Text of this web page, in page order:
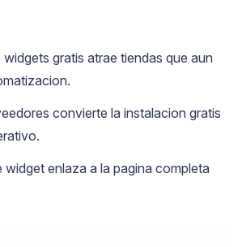
gratis atrae tiendas que aun
convierte la instalacion gratis
widget enlaza a la pagina completa